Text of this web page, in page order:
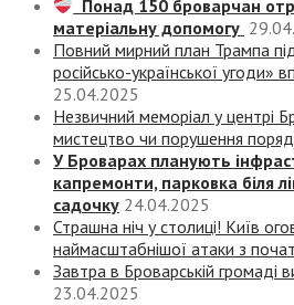
Понад 150 броварчан
матеріальну допомогу
Повний мирний план Трампа
російсько-української угоди»
25.04.2025
Незвичний меморіал у центрі
мистецтво чи порушення
У Броварах планують
капремонти, парковка біля
садочку 24.04.2025
Страшна ніч у столиці! Київ
наймасштабнішої атаки з
Завтра в Броварській громаді
23.04.2025